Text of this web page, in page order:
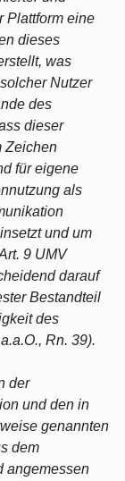
Plattform eine
dieses
was
Nutzer
des
dieser
Zeichen
für eigene
als
und um
9 UMV
darauf
Bestandteil
des
Rn. 39).
der
und den in
genannten
dem
angemessen